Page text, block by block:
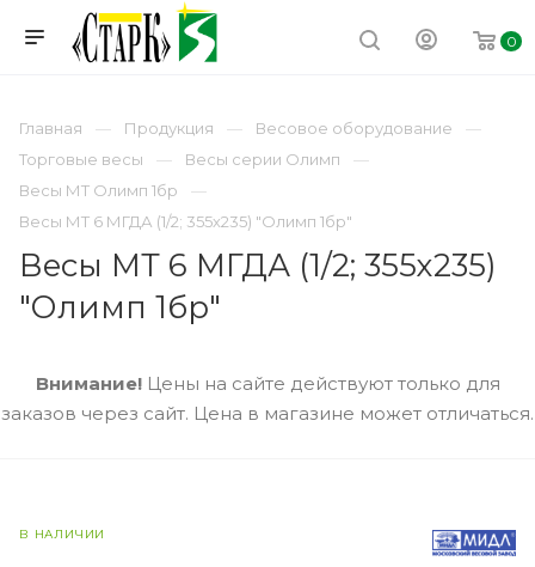
0
Главная Продукция
Весовое оборудование
Торговые весы
Весы серии Олимп
Весы МТ Олимп 1бр
Весы МТ 6 МГДА (1/2; 355х235) "Олимп 1бр"
Весы МТ 6 МГДА (1/2; 355х235)
"Олимп 1бр"
Внимание!Цены на сайте действуют только для
заказов через сайт. Цена в магазине может отличаться.
В НАЛИЧИИ